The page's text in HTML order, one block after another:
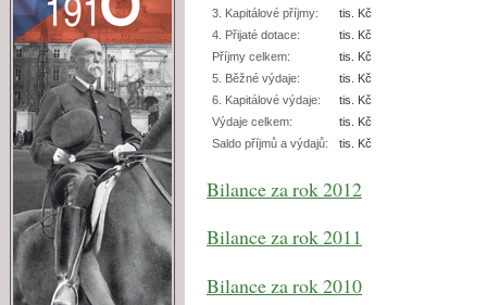
3. Kapitálové příjmy:
tis. Kč
4. Přijaté dotace:
tis. Kč
Příjmy celkem:
tis. Kč
5. Běžné výdaje:
tis. Kč
6. Kapitálové výdaje:
tis. Kč
Výdaje celkem:
tis. Kč
Saldo příjmů a výdajů:
tis. Kč
Bilance za rok 2012
Bilance za rok 2011
Bilance za rok 2010